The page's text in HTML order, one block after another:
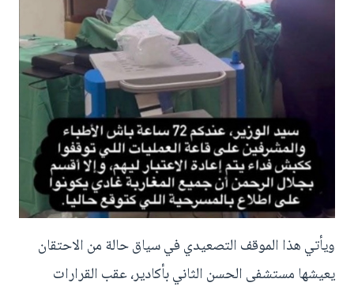
ويأتي هذا الموقف التصعيدي في سياق حالة من الاحتقان
يعيشها مستشفى الحسن الثاني بأكادير، عقب القرارات